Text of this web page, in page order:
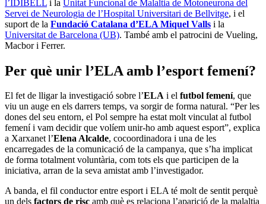
l’IDIBELL i la Unitat Funcional de Malaltia de Motoneurona del
Servei de Neurologia de l’Hospital Universitari de Bellvitge, i el
suport de la Fundació Catalana d’ELA Miquel Valls i la
Universitat de Barcelona (UB). També amb el patrocini de Vueling,
Macbor i Ferrer.
Per què unir l’ELA amb l’esport femení?
El fet de lligar la investigació sobre l’ELA i el futbol femení, que
viu un auge en els darrers temps, va sorgir de forma natural. “Per les
dones del seu entorn, el Pol sempre ha estat molt vinculat al futbol
femení i vam decidir que volíem unir-ho amb aquest esport”, explica
a Xarxanet l’Elena Alcalde, cocoordinadora i una de les
encarregades de la comunicació de la campanya, que s’ha implicat
de forma totalment voluntària, com tots els que participen de la
iniciativa, arran de la seva amistat amb l’investigador.
A banda, el fil conductor entre esport i ELA té molt de sentit perquè
un dels factors de risc amb què es relaciona l’aparició de la malaltia